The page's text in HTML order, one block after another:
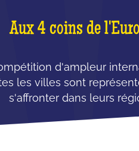
Aux 4 coins de
d'ampleur
les villes sont
s'affronter dans leurs